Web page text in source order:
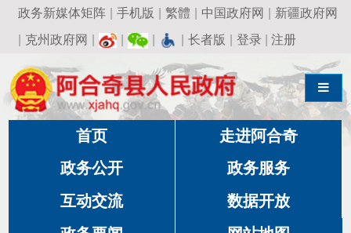
政务新媒体矩阵 | 手机版 繁體 | 中国政府网 | 新疆政府网
克州政府网 | | | 长者版 | 登录|注册
导航切换
首页 走进阿合奇
政务公开 政务服务
互动交流 数据开放
政务要闻 网站地图